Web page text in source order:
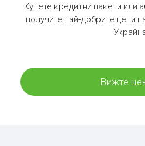
Купете кредитни пакети или
получите най-добрите цени
Вижте